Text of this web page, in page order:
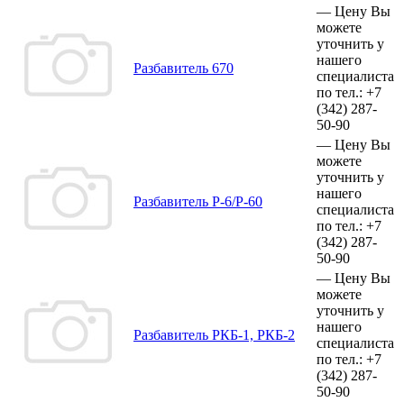
Разбавитель 670
— Цену Вы
можете
уточнить у
нашего
специалиста
по тел.: +7
(342) 287-
50-90
Разбавитель Р-6/Р-60
— Цену Вы
можете
уточнить у
нашего
специалиста
по тел.: +7
(342) 287-
50-90
Разбавитель РКБ-1, РКБ-2
— Цену Вы
можете
уточнить у
нашего
специалиста
по тел.: +7
(342) 287-
50-90